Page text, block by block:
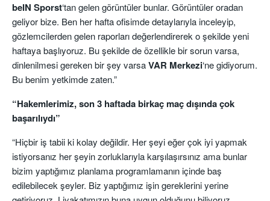
beIN Sporst‘tan gelen görüntüler bunlar. Görüntüler oradan
geliyor bize. Ben her hafta ofisimde detaylarıyla inceleyip,
gözlemcilerden gelen raporları değerlendirerek o şekilde yeni
haftaya başlıyoruz. Bu şekilde de özellikle bir sorun varsa,
dinlenilmesi gereken bir şey varsaVAR Merkezi‘ne gidiyorum.
Bu benim yetkimde zaten.”
“Hakemlerimiz, son 3 haftada birkaç maç dışında çok
başarılıydı”
“Hiçbir iş tabii ki kolay değildir. Her şeyi eğer çok iyi yapmak
istiyorsanız her şeyin zorluklarıyla karşılaşırsınız ama bunlar
bizim yaptığımız planlama programlamanın içinde baş
edilebilecek şeyler. Biz yaptığımız işin gereklerini yerine